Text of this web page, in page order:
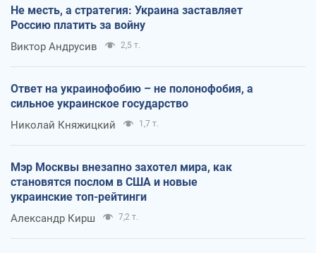
Не месть, а стратегия: Украина заставляет
Россию платить за войну
Виктор Андрусив 2,5 т.
Ответ на украинофобию – не полонофобия, а
сильное украинское государство
Николай Княжицкий 1,7 т.
Мэр Москвы внезапно захотел мира, как
становятся послом в США и новые
украинские топ-рейтинги
Александр Кирш 7,2 т.